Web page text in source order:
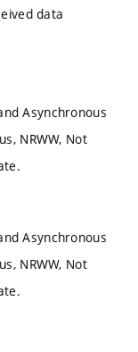
data
Asynchronous
NRWW, Not
Asynchronous
NRWW, Not